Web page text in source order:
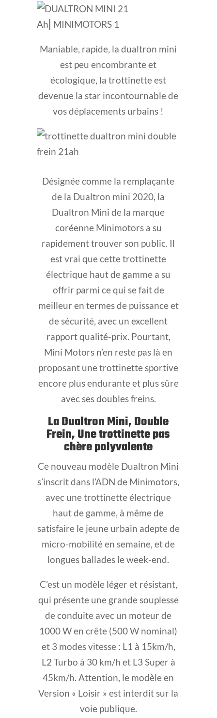
Maniable, rapide, la dualtron mini
est peu encombrante et
écologique, la trottinette est
devenue la star incontournable de
vos déplacements urbains !
Désignée comme la remplaçante
de la Dualtron mini 2020, la
Dualtron Mini de la marque
coréenne Minimotors a su
rapidement trouver son public. Il
est vrai que cette trottinette
électrique haut de gamme a su
offrir parmi ce qui se fait de
meilleur en termes de puissance et
de sécurité, avec un excellent
rapport qualité-prix. Pourtant,
Mini Motors n’en reste pas là en
proposant une trottinette sportive
encore plus endurante et plus sûre
avec ses doubles freins.
La Dualtron Mini, Double
Frein, Une trottinette pas
chère polyvalente
Ce nouveau modèle Dualtron Mini
s’inscrit dans l’ADN de Minimotors,
avec une trottinette électrique
haut de gamme, à même de
satisfaire le jeune urbain adepte de
micro-mobilité en semaine, et de
longues ballades le week-end.
C’est un modèle léger et résistant,
qui présente une grande souplesse
de conduite avec un moteur de
1000 W en crête (500 W nominal)
et 3 modes vitesse : L1 à 15km/h,
L2 Turbo à 30 km/h et L3 Super à
45km/h. Attention, le modèle en
Version « Loisir » est interdit sur la
voie publique.